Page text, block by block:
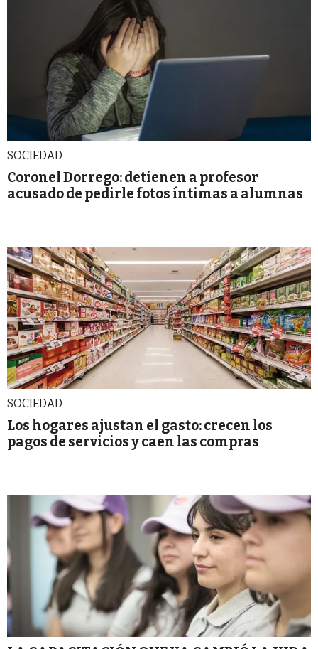
SOCIEDAD
Coronel Dorrego: detienen a profesor
acusado de pedirle fotos íntimas a alumnas
SOCIEDAD
Los hogares ajustan el gasto: crecen los
pagos de servicios y caen las compras